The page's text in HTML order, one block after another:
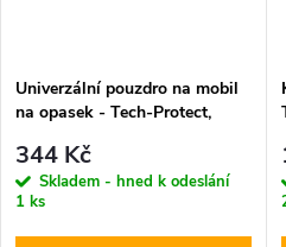
Univerzální pouzdro na mobil
na opasek - Tech-Protect,
344 Kč
Skladem - hned k odeslání
1 ks